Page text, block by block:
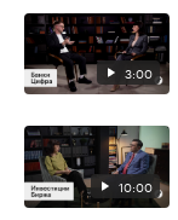
3:00
10:00